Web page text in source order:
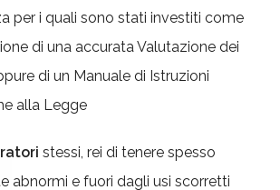
per i quali sono stati investiti come
di una accurata Valutazione dei
di un Manuale di Istruzioni
alla Legge
stessi, rei di tenere spesso
abnormi e fuori dagli usi scorretti